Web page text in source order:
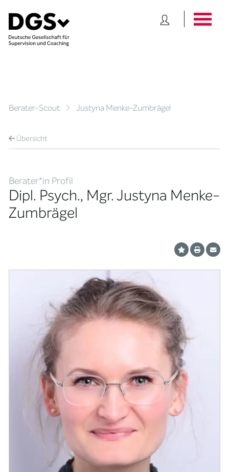
Berater-Scout Justyna Menke-Zumbrägel
Übersicht
Berater*in Profil
Dipl. Psych., Mgr. Justyna Menke-
Zumbrägel